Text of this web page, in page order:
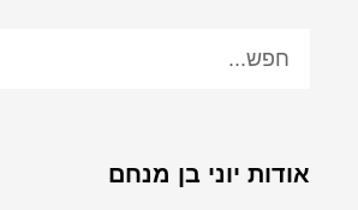
אודות יוני בן מנחם